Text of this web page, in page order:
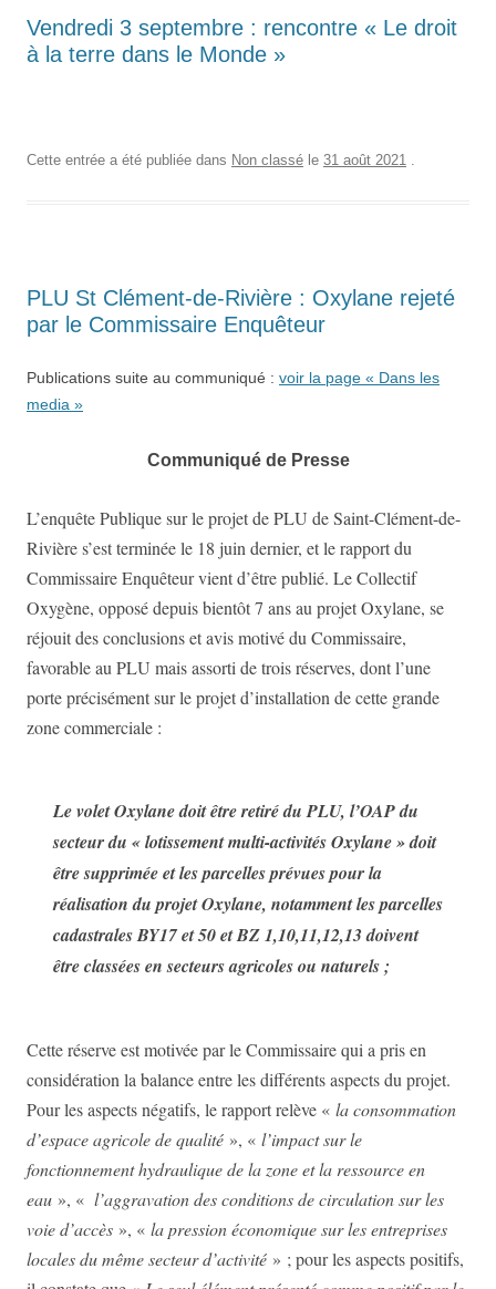
Vendredi 3 septembre : rencontre « Le droit
à la terre dans le Monde »
Cette entrée a été publiée dans Non classé le 31 août 2021 .
PLU St Clément-de-Rivière : Oxylane rejeté
par le Commissaire Enquêteur
Publications suite au communiqué : voir la page « Dans les
media »
Communiqué de Presse
L’enquête Publique sur le projet de PLU de Saint-Clément-de-
Rivière s’est terminée le 18 juin dernier, et le rapport du
Commissaire Enquêteur vient d’être publié. Le Collectif
Oxygène, opposé depuis bientôt 7 ans au projet Oxylane, se
réjouit des conclusions et avis motivé du Commissaire,
favorable au PLU mais assorti de trois réserves, dont l’une
porte précisément sur le projet d’installation de cette grande
zone commerciale :
Le volet Oxylane doit être retiré du PLU, l’OAP du
secteur du « lotissement multi-activités Oxylane » doit
être supprimée et les parcelles prévues pour la
réalisation du projet Oxylane, notamment les parcelles
cadastrales BY17 et 50 et BZ 1,10,11,12,13 doivent
être classées en secteurs agricoles ou naturels ;
Cette réserve est motivée par le Commissaire qui a prisen
considération la balance entre les différents aspects du projet.
Pour les aspects négatifs, le rapport relève « la consommation
d’espace agricole de qualité », « l’impact sur le
fonctionnement hydraulique de la zone et la ressource en
eau », « l’aggravation des conditions de circulation sur les
voie d’accès », « la pression économique sur les entreprises
locales du même secteur d’activité » ; pour les aspects positifs,